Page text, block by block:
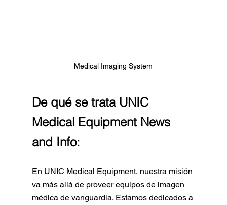
Medical Imaging System
De qué se trata UNIC
Medical Equipment News
and Info:
En UNIC Medical Equipment, nuestra misión
va más allá de proveer equipos de imagen
médica de vanguardia. Estamos dedicados a